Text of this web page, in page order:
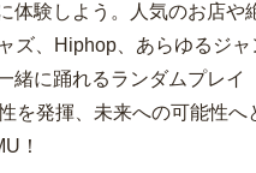
体験しよう。人気のお店や
ズ、Hiphop、あらゆるジャ
緒に踊れるランダムプレイ
を発揮、未来への可能性へ
！